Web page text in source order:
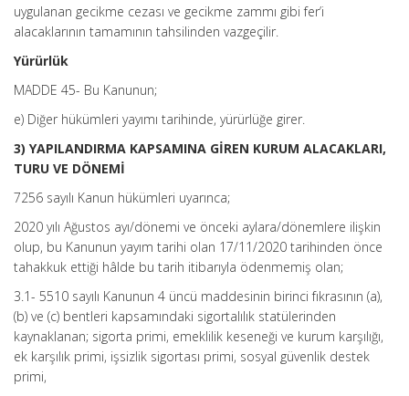
uygulanan gecikme cezası ve gecikme zammı gibi fer’i
alacaklarının tamamının tahsilinden vazgeçilir.
Yürürlük
MADDE 45- Bu Kanunun;
e) Diğer hükümleri yayımı tarihinde, yürürlüğe girer.
3) YAPILANDIRMA KAPSAMINA GİREN KURUM ALACAKLARI,
TURU VE DÖNEMİ
7256 sayılı Kanun hükümleri uyarınca;
2020 yılı Ağustos ayı/dönemi ve önceki aylara/dönemlere ilişkin
olup, bu Kanunun yayım tarihi olan 17/11/2020 tarihinden önce
tahakkuk ettiği hâlde bu tarih itibarıyla ödenmemiş olan;
3.1- 5510 sayılı Kanunun 4 üncü maddesinin birinci fıkrasının (a),
(b) ve (c) bentleri kapsamındaki sigortalılık statülerinden
kaynaklanan; sigorta primi, emeklilik keseneği ve kurum karşılığı,
ek karşılık primi, işsizlik sigortası primi, sosyal güvenlik destek
primi,